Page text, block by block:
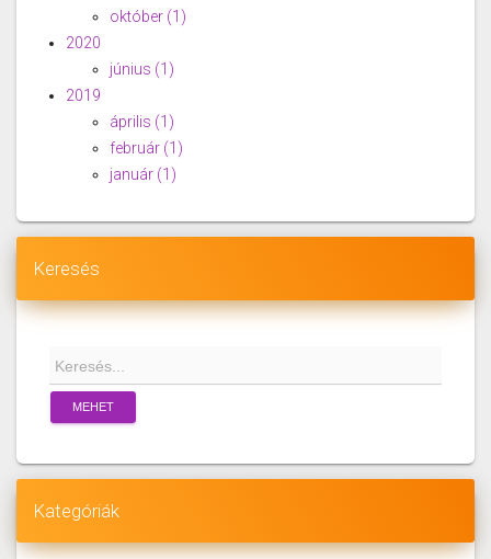
október (1)
2020
június (1)
2019
április (1)
február (1)
január (1)
Keresés
MEHET
Kategóriák